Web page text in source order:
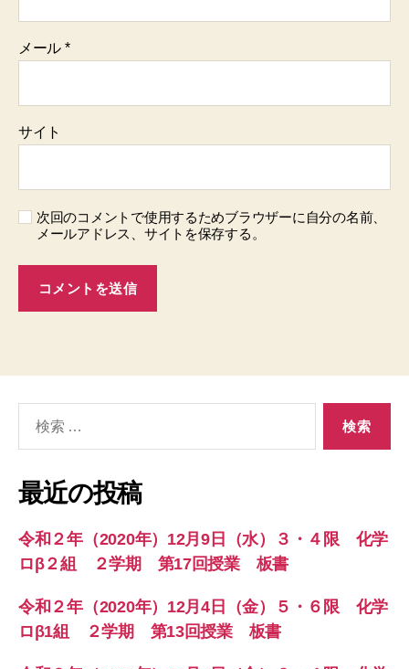
メール *
サイト
次回のコメントで使用するためブラウザーに自分の名前、
メールアドレス、サイトを保存する。
象:
最近の投稿
令和２年（2020年）12月9日（水）３・４限 化学
ロβ２組 ２学期 第17回授業 板書
令和２年（2020年）12月4日（金）５・６限 化学
ロβ1組 ２学期 第13回授業 板書